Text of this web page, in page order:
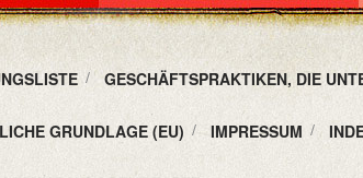
GESCHÄFTSPRAKTIKEN, DIE
GRUNDLAGE (EU) IMPRESSUM